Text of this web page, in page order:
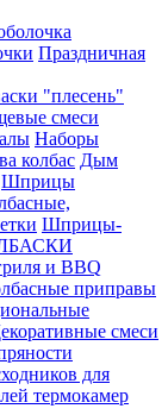
Праздничная
"плесень"
смеси
Наборы
колбас Дым
Шприцы
Шприцы-
и BBQ
приправы
смеси
для
термокамер